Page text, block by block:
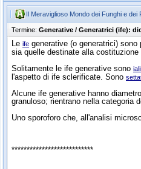
Il Meraviglioso Mondo dei Funghi e dei
Termine: Generative / Generatrici (ife):
Le ife generative (o generatrici) sono
sia quelle destinate alla costituzione
Solitamente le ife generative sono
l'aspetto di ife sclerificate. Sono
Alcune ife generative hanno
granuloso; rientrano nella categoria
Uno sporoforo che, all'analisi
***************************